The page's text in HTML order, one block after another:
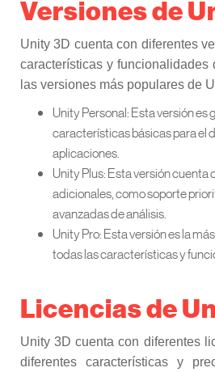
Versiones de
Unity 3D cuenta con diferentes
características y funcionalidades
las versiones más populares de
Unity Personal: Esta versión es
características básicas para el
aplicaciones.
Unity Plus: Esta versión
adicionales, como soporte
avanzadas de análisis.
Unity Pro: Esta versión es la
todas las características y
Licencias de
Unity 3D cuenta con diferentes
diferentes características y